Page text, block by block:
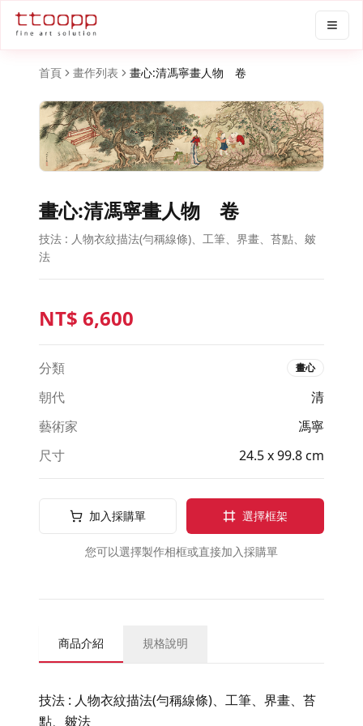
首頁 畫作列表 畫心:清馮寧畫人物 卷
畫心:清馮寧畫人物 卷
技法 : 人物衣紋描法(勻稱線條)、工筆、界畫、苔點、皴
法
NT$ 6,600
分類 畫心
朝代
清
藝術家
馮寧
尺寸
24.5 x 99.8 cm
加入採購單 選擇框架
您可以選擇製作相框或直接加入採購單
商品介紹 規格說明
技法 : 人物衣紋描法(勻稱線條)、工筆、界畫、苔
點、皴法